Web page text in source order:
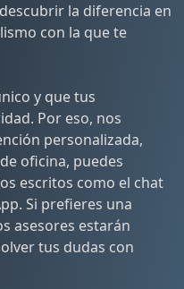
la diferencia en
con la que te
y que tus
Por eso, nos
personalizada,
oficina, puedes
escritos como el chat
Si prefieres una
asesores estarán
tus dudas con